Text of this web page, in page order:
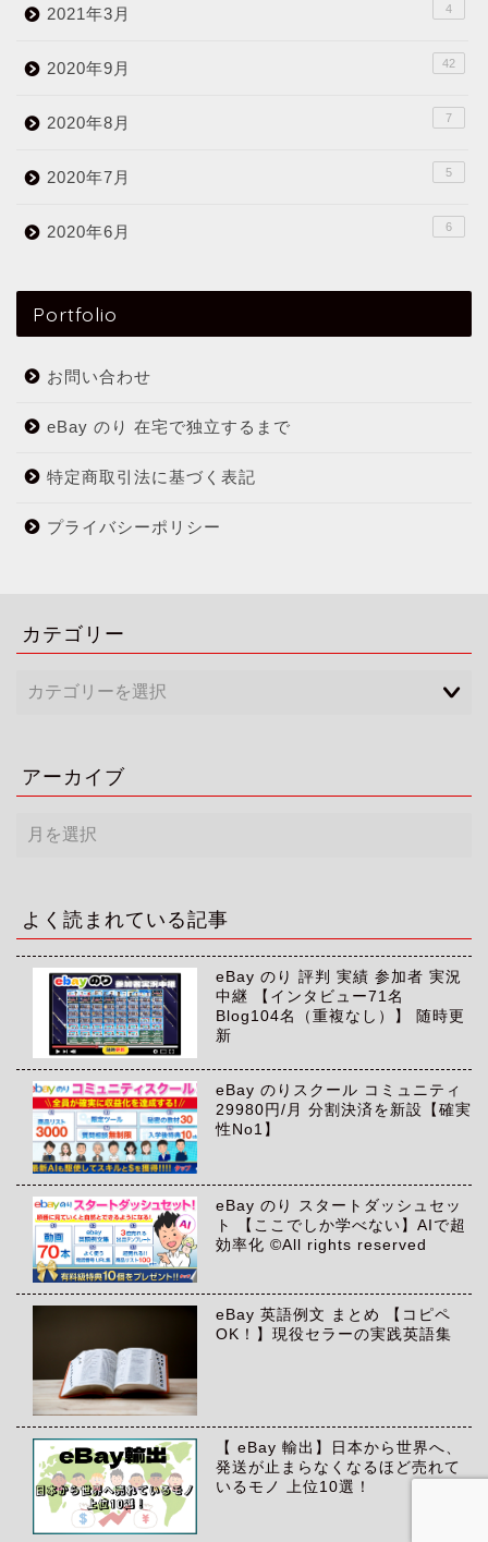
2021年3月 4
2020年9月 42
2020年8月 7
2020年7月 5
2020年6月 6
Portfolio
お問い合わせ
eBay のり 在宅で独立するまで
特定商取引法に基づく表記
プライバシーポリシー
カテゴリー
アーカイブ
ー
ブ
よく読まれている記事
eBay のり 評判 実績 参加者 実況
中継 【インタビュー71名
Blog104名（重複なし）】 随時更
新
eBay のりスクール コミュニティ
29980円/月 分割決済を新設【確実
性No1】
eBay のり スタートダッシュセッ
ト 【ここでしか学べない】AIで超
効率化 ©All rights reserved
eBay 英語例文 まとめ 【コピペ
OK！】現役セラーの実践英語集
【 eBay 輸出】日本から世界へ、
発送が止まらなくなるほど売れて
いるモノ 上位10選！